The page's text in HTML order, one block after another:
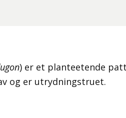
) er et planteetende
og er utrydningstruet.